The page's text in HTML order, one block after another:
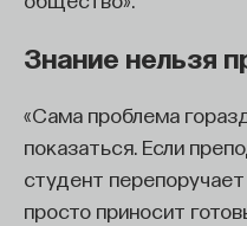
Знание нельзя
«Сама проблема
показаться. Если
студент
просто приносит
портиться, потому что
эмоции, которые
маской неуверенности.
Это один из простых
бывают гораздо
решения проблемы